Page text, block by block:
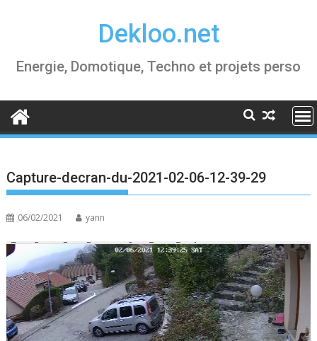
Dekloo.net
Energie, Domotique, Techno et projets perso
Capture-decran-du-2021-02-06-12-39-29
06/02/2021 yann